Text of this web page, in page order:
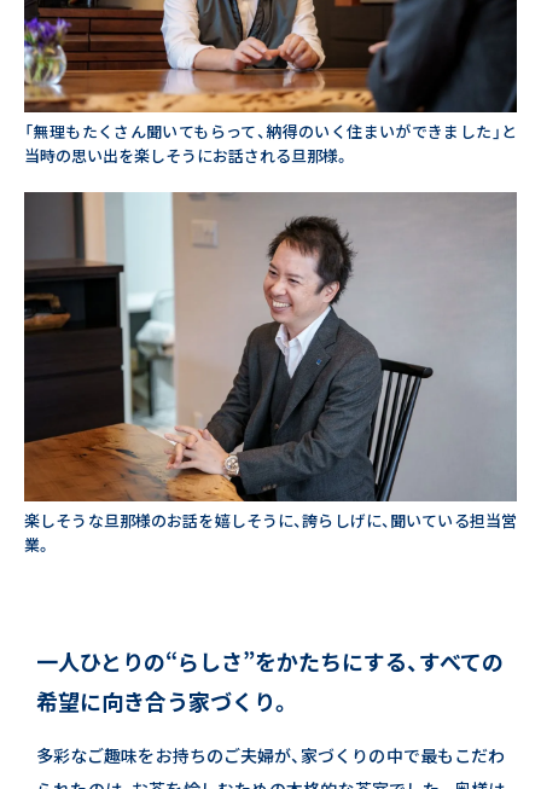
「無理もたくさん聞いてもらって、納得のいく住まいができました」と
当時の思い出を楽しそうにお話される旦那様。
楽しそうな旦那様のお話を嬉しそうに、誇らしげに、聞いている担当営
業。
一人ひとりの“らしさ”をかたちにする、すべての
希望に向き合う家づくり。
多彩なご趣味をお持ちのご夫婦が、家づくりの中で最もこだわ